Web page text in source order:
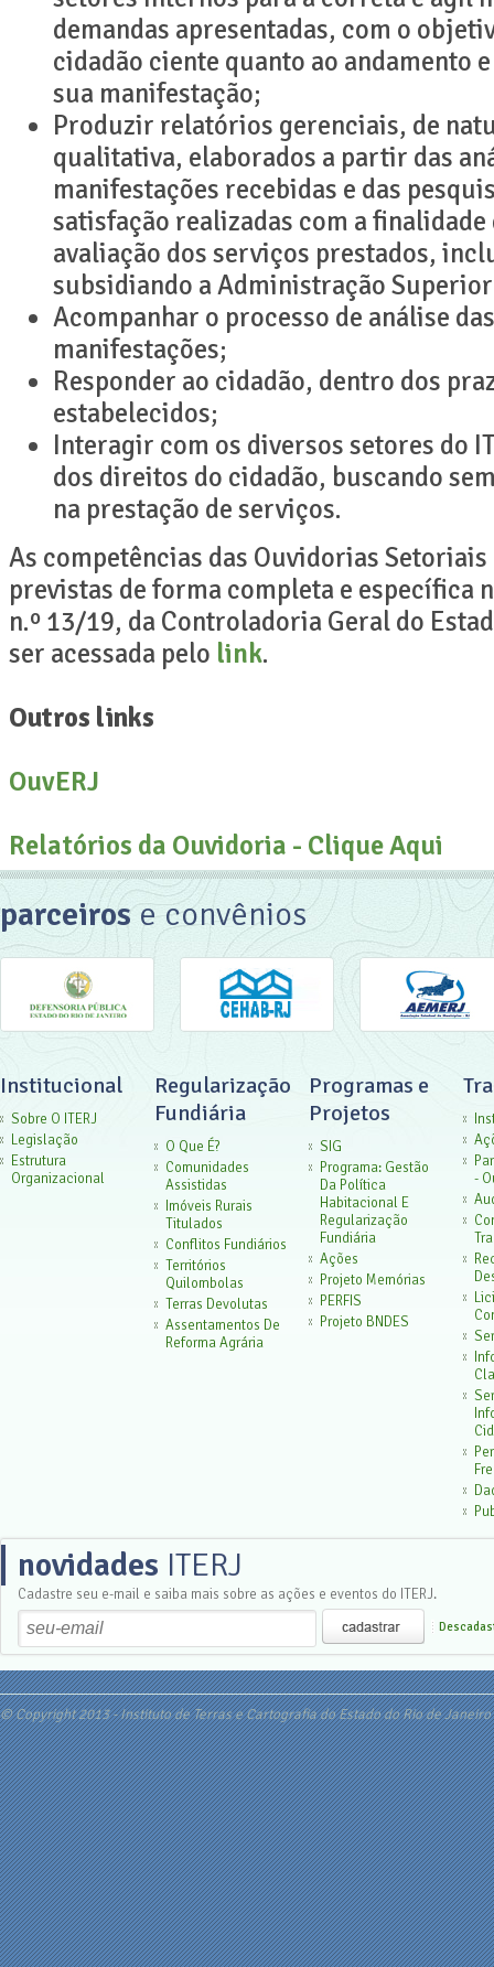
demandas apresentadas, com o
cidadão ciente quanto ao andamento
sua manifestação;
Produzir relatórios gerenciais, de
qualitativa, elaborados a partir das
manifestações recebidas e das
satisfação realizadas com a
avaliação dos serviços prestados,
subsidiando a Administração
Acompanhar o processo de análise das
manifestações;
Responder ao cidadão, dentro dos
estabelecidos;
Interagir com os diversos setores do
dos direitos do cidadão, buscando
na prestação de serviços.
As competências das Ouvidorias Setoriais
previstas de forma completa e específica
n.º 13/19, da Controladoria Geral do
ser acessada pelo link.
Outros links
OuvERJ
Relatórios da Ouvidoria - Clique Aqui
parceirose convênios
Institucional
Sobre O ITERJ
Legislação
Estrutura
Organizacional
Regularização
Fundiária
O Que É?
Comunidades
Assistidas
Imóveis Rurais
Titulados
Conflitos Fundiários
Territórios
Quilombolas
Terras Devolutas
Assentamentos De
Reforma Agrária
Programas e
Projetos
SIG
Programa: Gestão
Da Política
Habitacional E
Regularização
Fundiária
Ações
Projeto Memórias
PERFIS
Projeto BNDES
-
novidades ITERJ
Cadastre seu e-mail e saiba mais sobre as ações e eventos do ITERJ.
© Copyright 2013 - Instituto de Terras e Cartografia do Estado do Rio de Janeiro